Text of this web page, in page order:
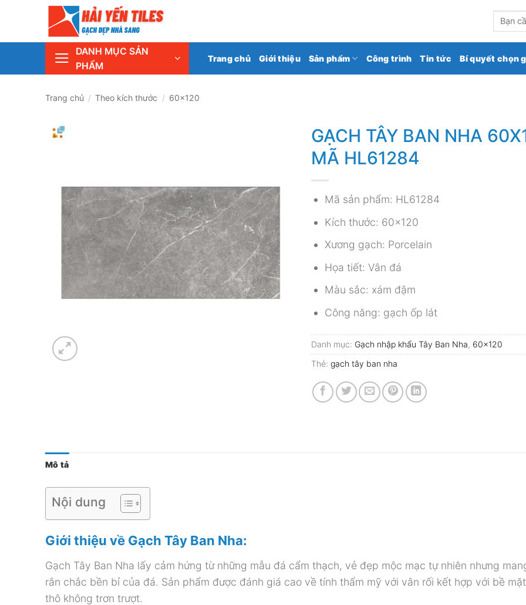
content
Tìm
kiếm:
DANH MỤC SẢN
PHẨM
Trang chủ Giới thiệu Sản phẩm Công trình Tin tức Bí quyết chọn
Trang chủ / Theo kích thước / 60x120
GẠCH TÂY BAN NHA
MÃ HL61284
Mã sản phẩm: HL61284
Kích thước: 60×120
Xương gạch: Porcelain
Họa tiết: Vân đá
Màu sắc: xám đậm
Công năng: gạch ốp lát
Danh mục: Gạch nhập khẩu Tây Ban Nha, 60x120
Thẻ:gạch tây ban nha
Mô tả
Nội dung
Giới thiệu về Gạch Tây Ban Nha:
Gạch Tây Ban Nha lấy cảm hứng từ những mẫu đá cẩm thạch, vẻ đẹp mộc mạc tự nhiên nhưng
rắn chắc bền bỉ của đá. Sản phẩm được đánh giá cao về tính thẩm mỹ với vân rối kết hợp với bề
thô không trơn trượt.